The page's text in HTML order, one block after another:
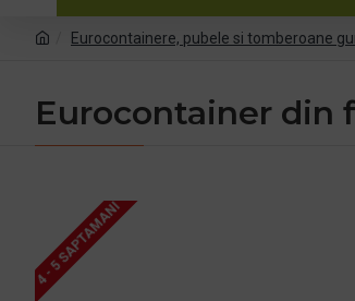
Eurocontainere, pubele si tomberoane
Eurocontainer din
4 - 5 SAPTAMANI